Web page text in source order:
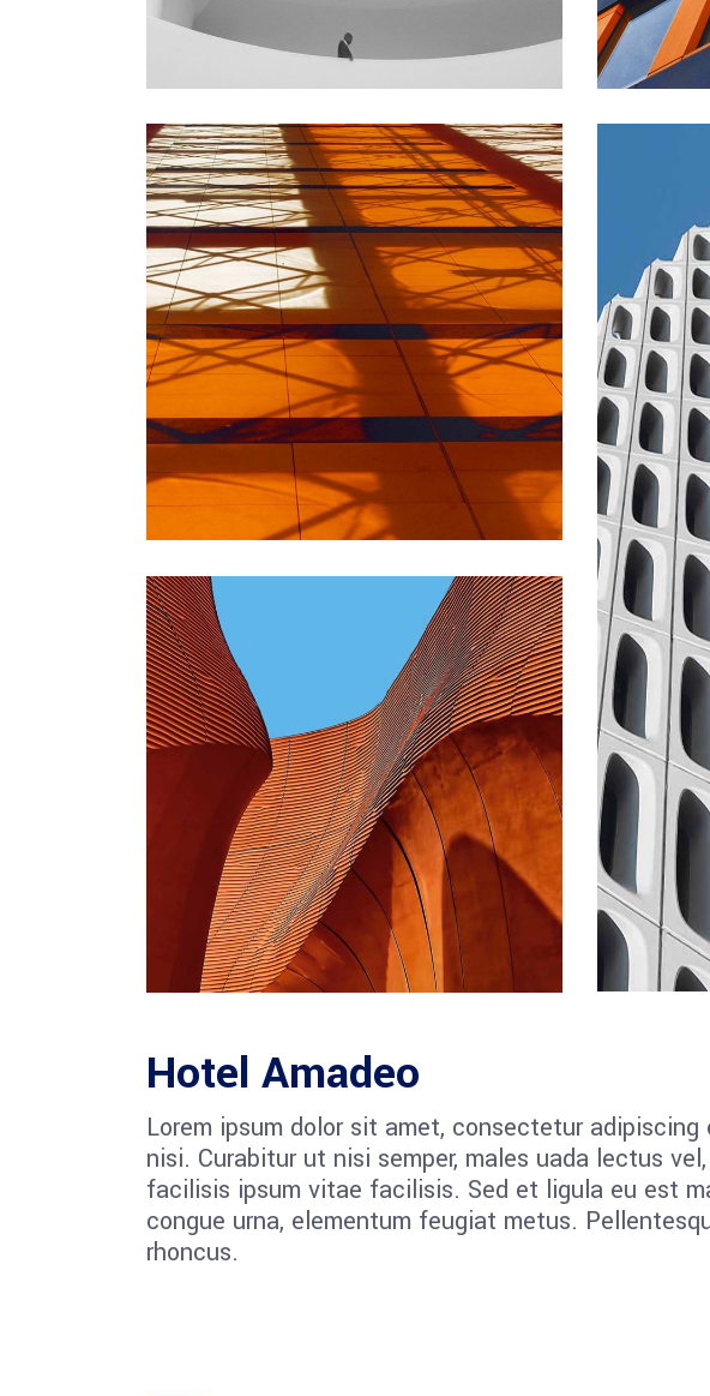
Hotel Amadeo
Lorem ipsum dolor sit amet, consectetur
nisi. Curabitur ut nisi semper, males uada lectus
facilisis ipsum vitae facilisis. Sed et ligula eu est
congue urna, elementum feugiat metus.
rhoncus.